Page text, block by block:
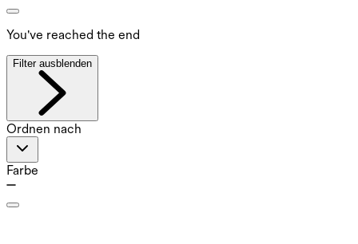
You've reached the end
Filter ausblenden
Ordnen nach
Farbe